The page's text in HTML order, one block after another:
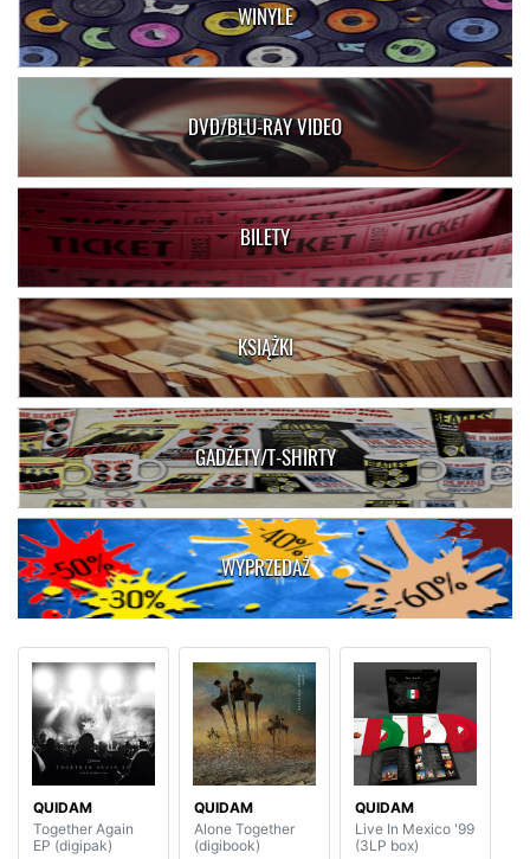
WINYLE
DVD/BLU-RAY VIDEO
BILETY
KSIĄŻKI
GADŻETY/T-SHIRTY
WYPRZEDAŻ
QUIDAM
Together Again
EP (digipak)
QUIDAM
Alone Together
(digibook)
QUIDAM
Live In Mexico '99
(3LP box)